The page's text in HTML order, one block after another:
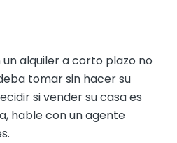
alquiler a corto plazo no
tomar sin hacer su
si vender su casa es
hable con un agente